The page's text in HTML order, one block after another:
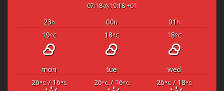
07:18 19:18 +01
23h 00h 01 h
19°C 18°C 18°C
mon tue
wed
26°C/ 16°C 26°C/ 16°C 26°C/ 18°C